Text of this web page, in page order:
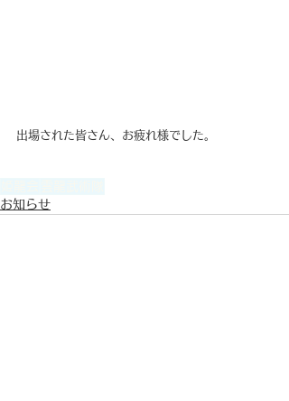
出場された皆さん、お疲れ様でした。
お知らせ